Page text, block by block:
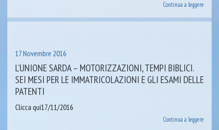
Continua a leggere
17 Novembre 2016
L’UNIONE SARDA – MOTORIZZAZIONI, TEMPI BIBLICI.
SEI MESI PER LE IMMATRICOLAZIONI E GLI ESAMI DELLE
PATENTI
Clicca qui17/11/2016
Continua a leggere